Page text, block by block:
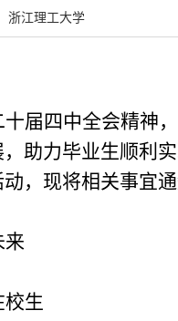
浙江理工大学
届四中全会精神
助力毕业生顺利
，现将相关事宜
来
生